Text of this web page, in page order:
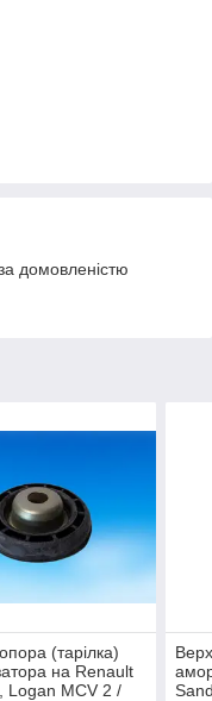
домовленістю
(тарілка)
на Renault
Logan MCV 2 /